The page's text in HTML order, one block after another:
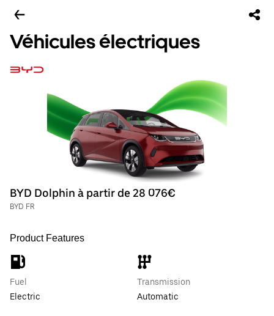
Véhicules électriques
BYD Dolphin à partir de 28 076€
BYD FR
Product Features
Fuel
Electric
Transmission
Automatic